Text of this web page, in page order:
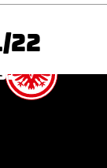
22